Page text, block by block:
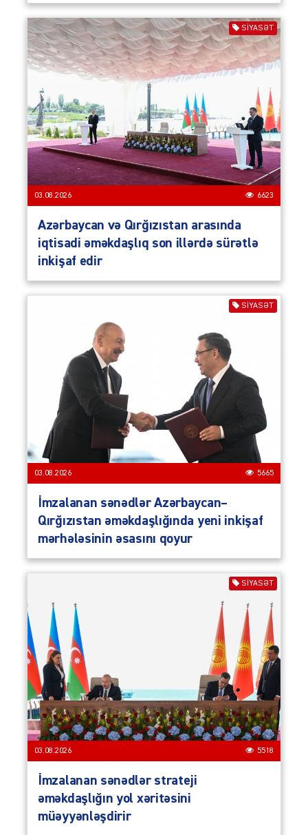
SIYASƏT
03.08.2026 6623
Azərbaycan və Qırğızıstan arasında
iqtisadi əməkdaşlıq son illərdə sürətlə
inkişaf edir
SIYASƏT
03.08.2026 5665
İmzalanan sənədlər Azərbaycan–
Qırğızıstan əməkdaşlığında yeni inkişaf
mərhələsinin əsasını qoyur
SIYASƏT
03.08.2026 5518
İmzalanan sənədlər strateji
əməkdaşlığın yol xəritəsini
müəyyənləşdirir